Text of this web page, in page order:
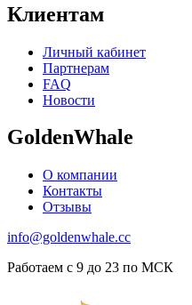
Клиентам
Личный кабинет
Партнерам
FAQ
Новости
GoldenWhale
О компании
Контакты
Отзывы
info@goldenwhale.cc
Работаем с 9 до 23 по МСК